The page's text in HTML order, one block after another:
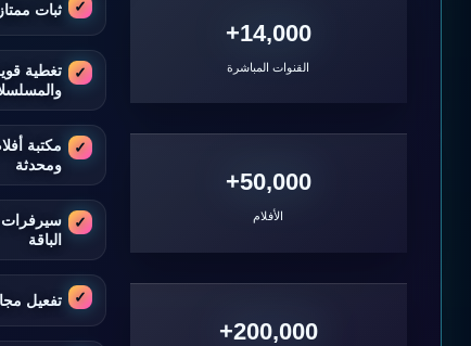
ثبات
تغطية
مكتبة
ومحدثة
الباقة
تفعيل
14,000+
القنوات المباشرة
50,000+
الأفلام
200,000+